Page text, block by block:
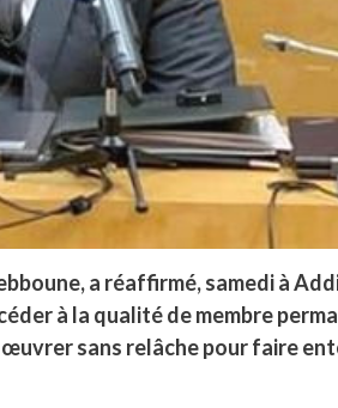
a réaffirmé, samedi à
à la qualité de membre
sans relâche pour faire